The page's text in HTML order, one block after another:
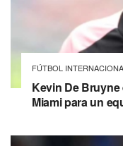
FÚTBOL
Kevin De
Miami para un